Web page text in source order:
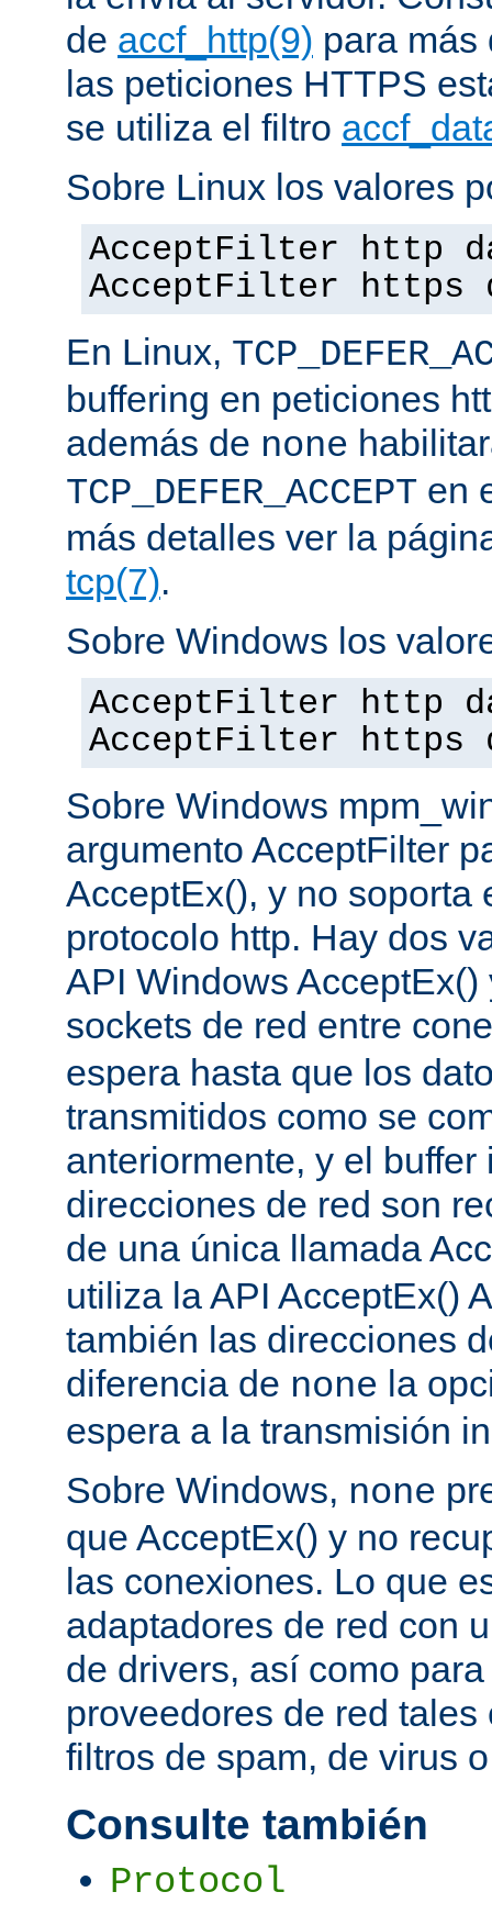
de accf_http(9) para más
las peticiones HTTPS
se utiliza el filtro
Sobre Linux los valores
AcceptFilter http
AcceptFilter https
En Linux,
buffering en peticiones
además de none
TCP_DEFER_ACCEPT en
más detalles ver la
tcp(7).
Sobre Windows los
AcceptFilter http
AcceptFilter https
Sobre Windows
argumento AcceptFilter
AcceptEx(), y no soporta
protocolo http. Hay dos
API Windows
sockets de red entre
espera hasta que los
transmitidos como se
anteriormente, y el
direcciones de red son
de una única llamada
utiliza la API AcceptEx()
también las direcciones
diferencia de none la
espera a la transmisión
Sobre Windows, none
que AcceptEx() y no
las conexiones. Lo que
adaptadores de red con
de drivers, así como
proveedores de red
filtros de spam, de virus
Consulte también
Protocol